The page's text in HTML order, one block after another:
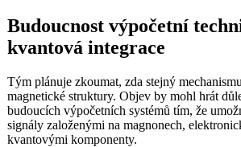
Budoucnost výpočetní
kvantová integrace
Tým plánuje zkoumat, zda stejný
magnetické struktury. Objev by mohl hrát
budoucích výpočetních systémů tím, že
signály založenými na magnonech,
kvantovými komponenty.